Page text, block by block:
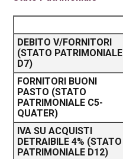
DEBITO V/FORNITORI
(STATO PATRIMONIALE
D7)
FORNITORI BUONI
PASTO (STATO
PATRIMONIALE C5-
QUATER)
IVA SU ACQUISTI
DETRAIBILE 4% (STATO
PATRIMONIALE D12)